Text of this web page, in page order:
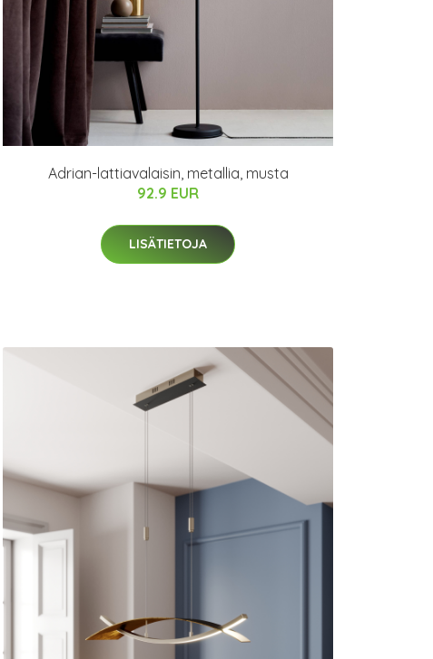
Adrian-lattiavalaisin, metallia, musta
92.9 EUR
LISÄTIETOJA